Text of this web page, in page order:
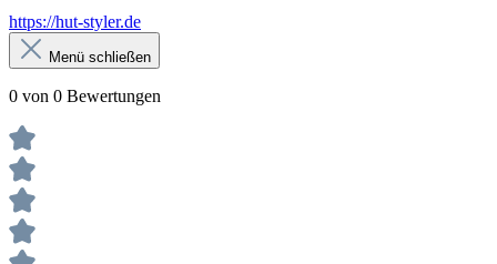
https://hut-styler.de
Menü schließen
0 von 0 Bewertungen